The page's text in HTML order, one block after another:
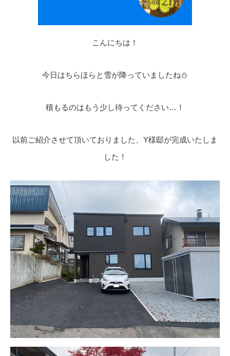
こんにちは！
今日はちらほらと雪が降っていましたね⛄
積もるのはもう少し待ってください…！
以前ご紹介させて頂いておりました、Y様邸が完成いたしま
した！